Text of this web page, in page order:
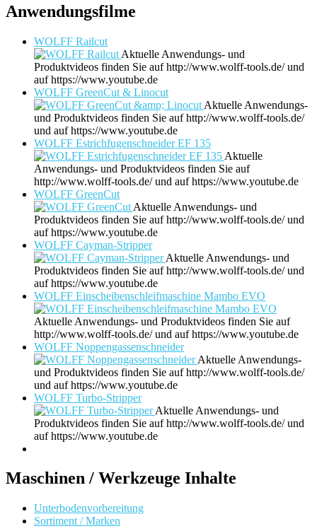
Anwendungsfilme
WOLFF Railcut
Aktuelle Anwendungs- und
Produktvideos finden Sie auf http://www.wolff-tools.de/ und
auf https://www.youtube.de
WOLFF GreenCut & Linocut
Aktuelle Anwendungs-
und Produktvideos finden Sie auf http://www.wolff-tools.de/
und auf https://www.youtube.de
WOLFF Estrichfugenschneider EF 135
Aktuelle
Anwendungs- und Produktvideos finden Sie auf
http://www.wolff-tools.de/ und auf https://www.youtube.de
WOLFF GreenCut
Aktuelle Anwendungs- und
Produktvideos finden Sie auf http://www.wolff-tools.de/ und
auf https://www.youtube.de
WOLFF Cayman-Stripper
Aktuelle Anwendungs- und
Produktvideos finden Sie auf http://www.wolff-tools.de/ und
auf https://www.youtube.de
WOLFF Einscheibenschleifmaschine Mambo EVO
Aktuelle Anwendungs- und Produktvideos finden Sie auf
http://www.wolff-tools.de/ und auf https://www.youtube.de
WOLFF Noppengassenschneider
Aktuelle Anwendungs-
und Produktvideos finden Sie auf http://www.wolff-tools.de/
und auf https://www.youtube.de
WOLFF Turbo-Stripper
Aktuelle Anwendungs- und
Produktvideos finden Sie auf http://www.wolff-tools.de/ und
auf https://www.youtube.de
Maschinen / Werkzeuge Inhalte
Unterbodenvorbereitung
Sortiment / Marken